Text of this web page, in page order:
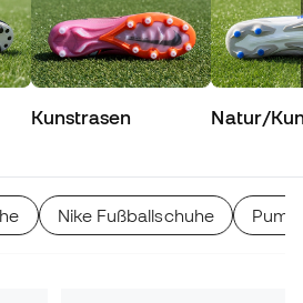
Kunstrasen Natur/
Nike Fußballschuhe